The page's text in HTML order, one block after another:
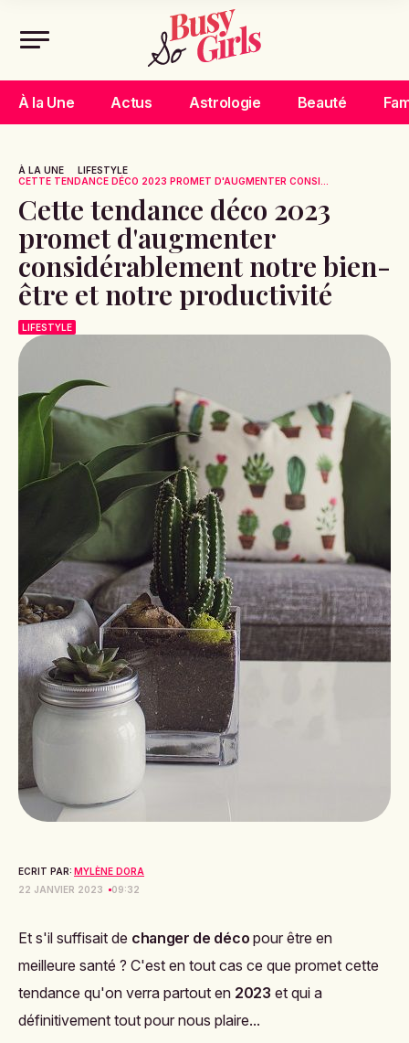
À la Une Actus Astrologie Beauté
À LA UNE
LIFESTYLE
CETTE TENDANCE DÉCO 2023 PROMET D'AUGMENTER CONSI...
Cette tendance déco 2023
promet d'augmenter
considérablement notre bien-
être et notre productivité
LIFESTYLE
ECRIT PAR: MYLÈNE DORA
22 JANVIER 2023
09:32
Et s'il suffisait de changer de déco pour être en
meilleure santé ? C'est en tout cas ce que promet cette
tendance qu'on verra partout en 2023 et qui a
définitivement tout pour nous plaire...